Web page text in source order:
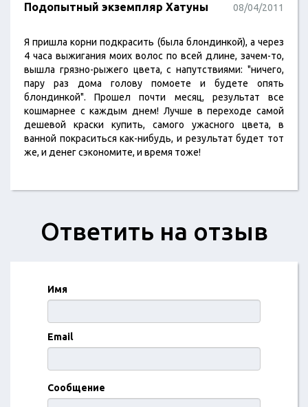
Подопытный экземпляр Хатуны 08/04/2011
Я пришла корни подкрасить (была блондинкой), а через
4 часа выжигания моих волос по всей длине, зачем-то,
вышла грязно-рыжего цвета, с напутствиями: "ничего,
пару раз дома голову помоете и будете опять
блондинкой". Прошел почти месяц, результат все
кошмарнее с каждым днем! Лучше в переходе самой
дешевой краски купить, самого ужасного цвета, в
ванной покраситься как-нибудь, и результат будет тот
же, и денег сэкономите, и время тоже!
Ответить на отзыв
Имя
Email
Сообщение